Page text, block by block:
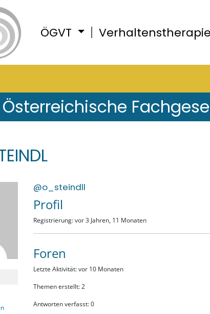
ÖGVT Verhaltenstherapie
Österreichische
@o_steindll
Profil
Registrierung: vor 3 Jahren, 11 Monaten
Foren
Letzte Aktivität: vor 10 Monaten
Themen erstellt: 2
Antworten verfasst: 0